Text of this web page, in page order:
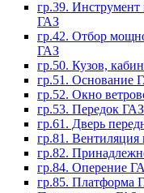
гр.39.
ГАЗ
гр.42. Отбор
ГАЗ
гр.50. Кузов,
гр.51. Основание
гр.52. Окно
гр.53. Передок ГАЗ
гр.61. Дверь
гр.81.
гр.82.
гр.84. Оперение
гр.85. Платформа